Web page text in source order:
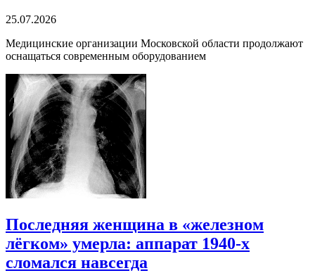
25.07.2026
Медицинские организации Московской области продолжают
оснащаться современным оборудованием
Последняя женщина в «железном
лёгком» умерла: аппарат 1940-х
сломался навсегда